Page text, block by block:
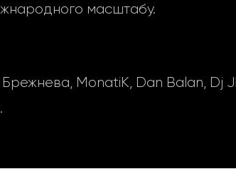
масштабу.
MonatiK, Dan Balan, Dj